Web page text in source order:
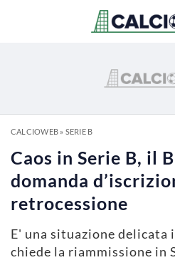
CALCIOWEB» SERIE B
Caos in Serie B, il
domanda
retrocessione
E' una situazione delicata
chiede la riammissione in